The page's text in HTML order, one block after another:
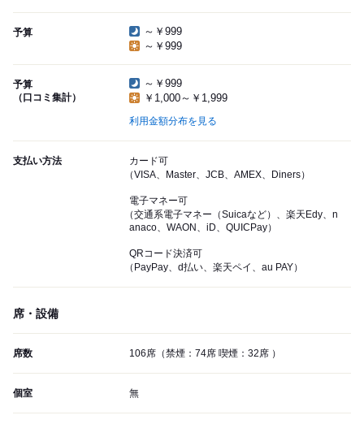
予算
～￥999
～￥999
予算
（口コミ集計）
～￥999
￥1,000～￥1,999
利用金額分布を見る
支払い方法
カード可
（VISA、Master、JCB、AMEX、Diners）
電子マネー可
（交通系電子マネー（Suicaなど）、楽天Edy、n
anaco、WAON、iD、QUICPay）
QRコード決済可
（PayPay、d払い、楽天ペイ、au PAY）
席・設備
席数 106席（禁煙：74席 喫煙：32席 ）
個室 無